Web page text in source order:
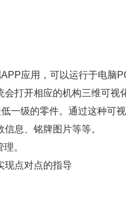
应用，可以运行于电脑
打开相应的机构三维可视
一级的零件。通过这种可
息、铭牌图片等等。
。
现点对点的指导